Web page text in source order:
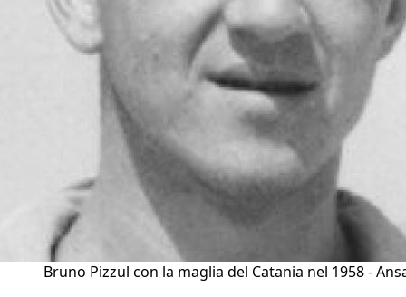
Bruno Pizzul con la maglia del Catania nel 1958 -